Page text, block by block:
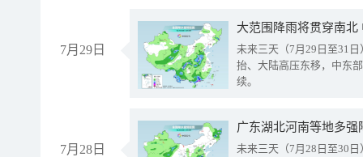
7月29日
大范围降雨将贯穿南
未来三天（7月29日至31
抬、大陆高压东移，中东
续。
7月28日
广东湖北河南等地多
未来三天（7月28日至30